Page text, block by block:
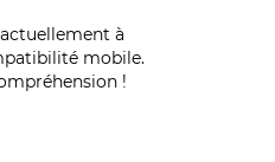
à
mobile.
!